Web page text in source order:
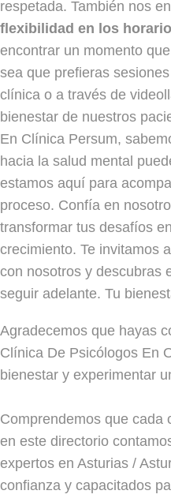
respetada. También nos
flexibilidad en los
encontrar un momento
sea que prefieras
clínica o a través de
bienestar de nuestros
En Clínica Persum,
hacia la salud mental
estamos aquí para
proceso. Confía en
transformar tus desafíos
crecimiento. Te invitamos
con nosotros y descubras
seguir adelante. Tu
Agradecemos que hayas
Clínica De Psicólogos En
bienestar y experimentar
Comprendemos que cada
en este directorio
expertos en Asturias /
confianza y capacitados